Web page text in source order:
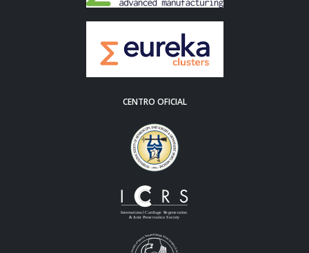
CENTRO OFICIAL